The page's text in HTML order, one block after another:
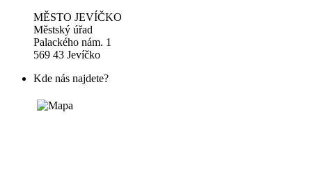
MĚSTO JEVÍČKO
Městský úřad
Palackého nám. 1
569 43 Jevíčko
Kde nás najdete?